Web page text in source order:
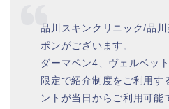
品川スキンクリニック/品
ポンがございます。
ダーマペン4、ヴェルベッ
限定で紹介制度をご利用す
ントが当日からご利用可能